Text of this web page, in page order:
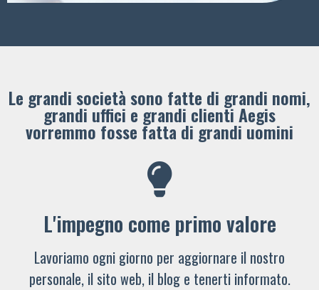
Le grandi società sono fatte di grandi nomi,
grandi uffici e grandi clienti ​Aegis
vorremmo fosse fatta di grandi uomini
L'impegno come primo valore
Lavoriamo ogni giorno per aggiornare il nostro
personale, il sito web, il blog e tenerti informato.